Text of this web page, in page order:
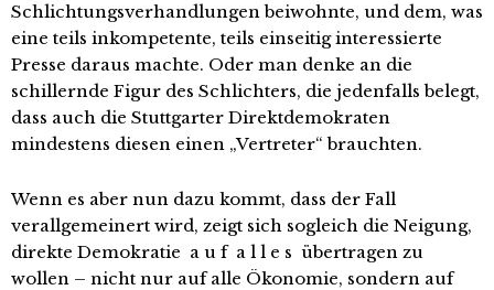
Schlichtungsverhandlungen beiwohnte, und dem, was
eine teils inkompetente, teils einseitig interessierte
Presse daraus machte. Oder man denke an die
schillernde Figur des Schlichters, die jedenfalls belegt,
dass auch die Stuttgarter Direktdemokraten
mindestens diesen einen „Vertreter“ brauchten.
Wenn es aber nun dazu kommt, dass der Fall
verallgemeinert wird, zeigt sich sogleich die Neigung,
direkte Demokratie a u f a l l e s übertragen zu
wollen – nicht nur auf alle Ökonomie, sondern auf